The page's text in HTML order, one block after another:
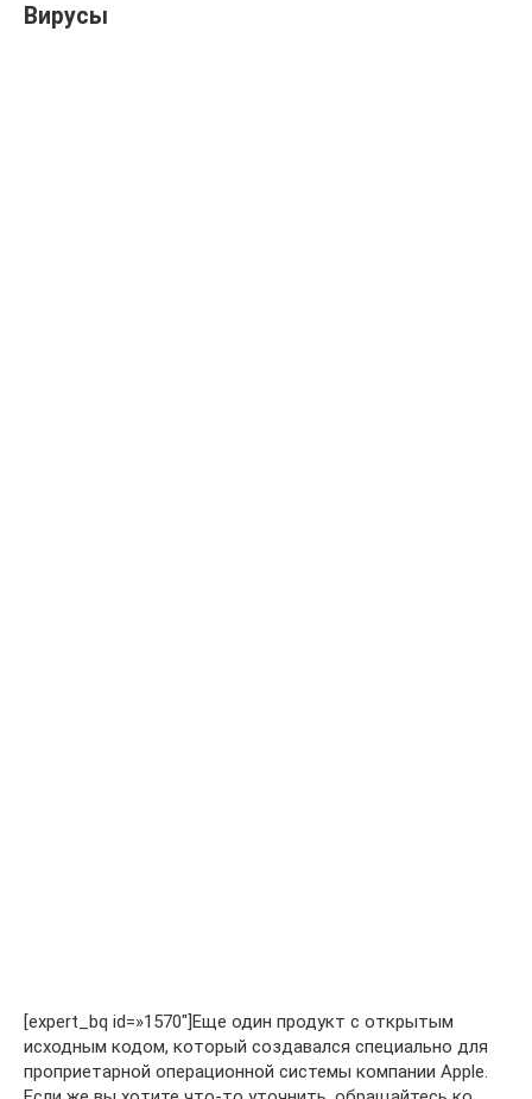
Вирусы
[expert_bq id=»1570″]Еще один продукт с открытым
исходным кодом, который создавался специально для
проприетарной операционной системы компании Apple.